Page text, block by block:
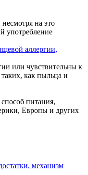
на это
употребление
аллергии,
или чувствительны к
как пыльца и
питания,
Европы и других
механизм